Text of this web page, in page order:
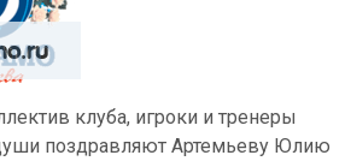
клуба, игроки и тренеры
поздравляют Артемьеву Юлию